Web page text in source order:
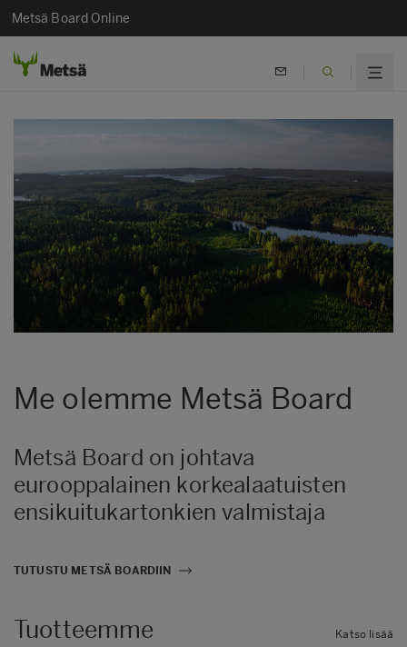
Metsä Board Online
Me olemme Metsä Board
Metsä Board on johtava
eurooppalainen korkealaatuisten
ensikuitukartonkien valmistaja
TUTUSTU METSÄ BOARDIIN
Tuotteemme Katso lisää